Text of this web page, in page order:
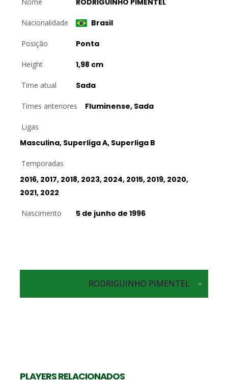
RODRIGUINHO PIMENTEL
Nacionalidade Brasil
Posição Ponta
Height 1,98 cm
Time atual Sada
Times anteriores Fluminense, Sada
Ligas
Masculina, Superliga A, Superliga B
Temporadas
2016, 2017, 2018, 2023, 2024, 2015, 2019, 2020,
2021, 2022
Nascimento 5 de junho de 1996
RODRIGUINHO PIMENTEL
PLAYERS RELACIONADOS
CAMILA MALUF
Oposta Ponta